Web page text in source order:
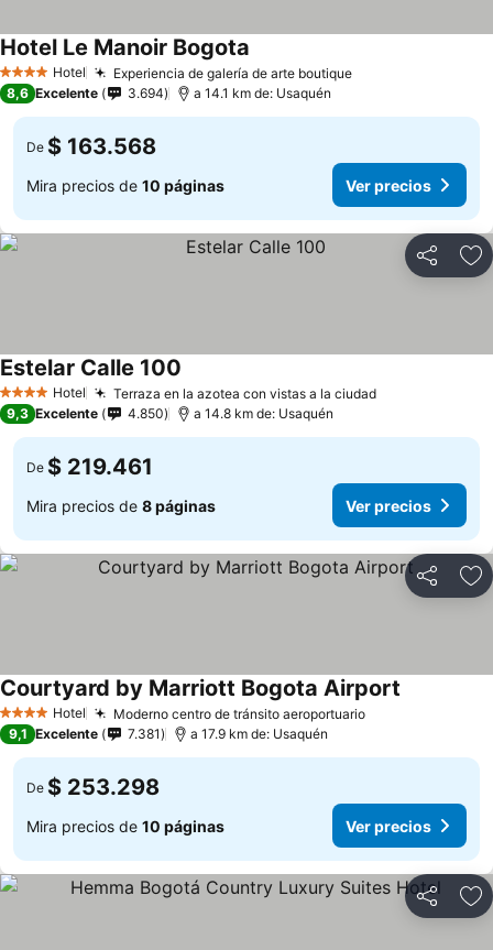
4 EstrellasHotel Experiencia de galería de arte boutiqueVer precios
Hotel Le Manoir Bogota
8,6 Excelente 3.694 a 14.1 km de: Usaquén
De $ 163.568
Mira precios de 10 páginas Ver precios
Compartir
4 EstrellasHotel Terraza en la azotea con vistas a la ciudadVer precios
Estelar Calle 100
9,3 Excelente 4.850 a 14.8 km de: Usaquén
De $ 219.461
Mira precios de 8 páginas Ver precios
Compartir
4 EstrellasHotel Moderno centro de tránsito aeroportuarioVer precios
Courtyard by Marriott Bogota Airport
9,1 Excelente 7.381 a 17.9 km de: Usaquén
De $ 253.298
Mira precios de 10 páginas Ver precios
Compartir